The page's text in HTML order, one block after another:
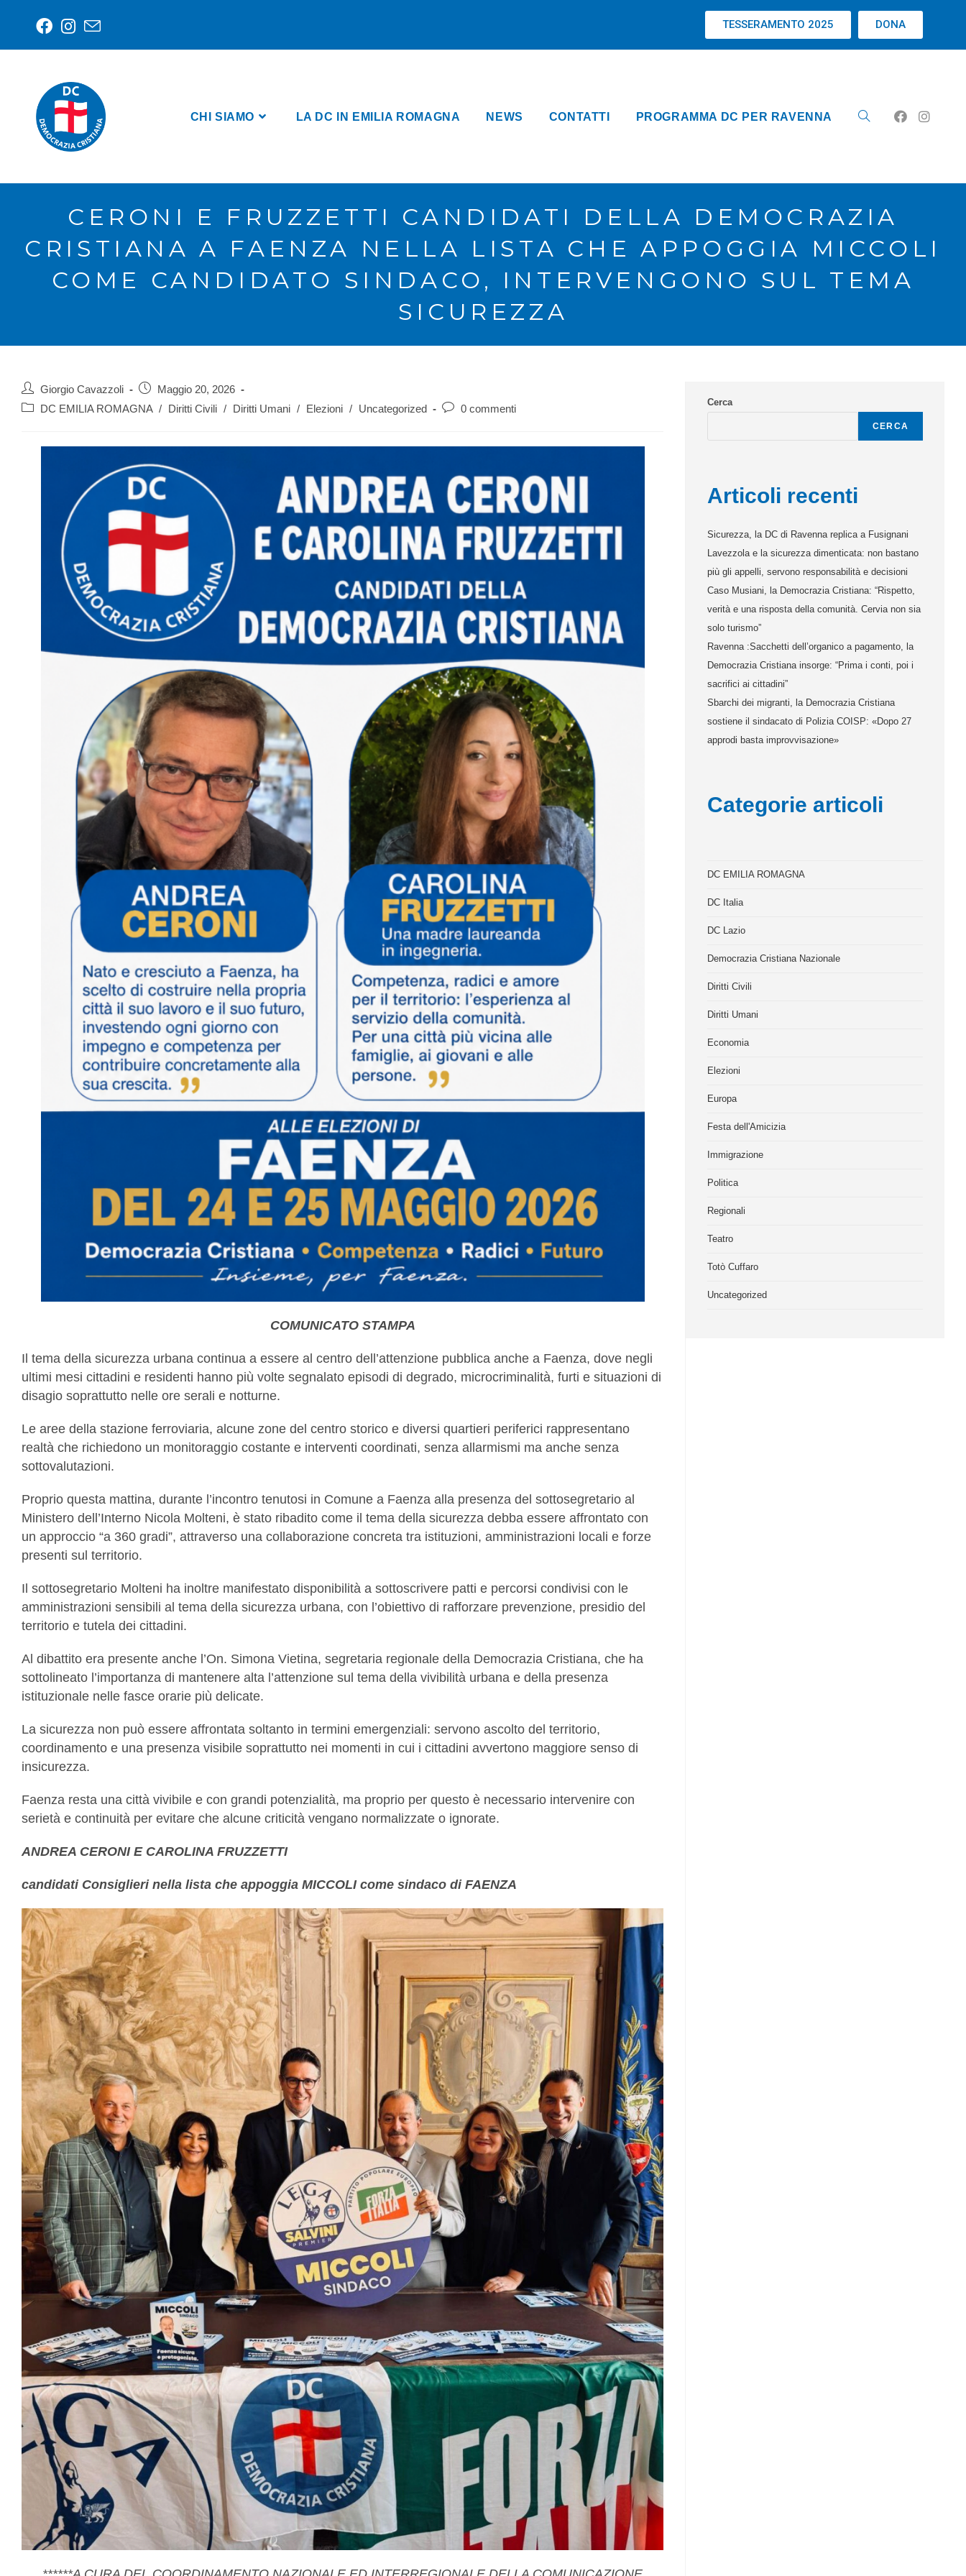
TESSERAMENTO 2025 DONA
CHI SIAMO LA DC IN EMILIA ROMAGNA NEWS CONTATTI PROGRAMMA DC PER RAVENNA
CERONI E FRUZZETTI CANDIDATI DELLA DEMOCRAZIA
CRISTIANA A FAENZA NELLA LISTA CHE APPOGGIA MICCOLI
COME CANDIDATO SINDACO, INTERVENGONO SUL TEMA
SICUREZZA
Giorgio Cavazzoli
Maggio 20, 2026
DC EMILIA ROMAGNA / Diritti Civili / Diritti Umani / Elezioni / Uncategorized 0 commenti
COMUNICATO STAMPA
Il tema della sicurezza urbana continua a essere al centro dell’attenzione pubblica anche a Faenza, dove negli
ultimi mesi cittadini e residenti hanno più volte segnalato episodi di degrado, microcriminalità, furti e situazioni di
disagio soprattutto nelle ore serali e notturne.
Le aree della stazione ferroviaria, alcune zone del centro storico e diversi quartieri periferici rappresentano
realtà che richiedono un monitoraggio costante e interventi coordinati, senza allarmismi ma anche senza
sottovalutazioni.
Proprio questa mattina, durante l’incontro tenutosi in Comune a Faenza alla presenza del sottosegretario al
Ministero dell’Interno Nicola Molteni, è stato ribadito come il tema della sicurezza debba essere affrontato con
un approccio “a 360 gradi”, attraverso una collaborazione concreta tra istituzioni, amministrazioni locali e forze
presenti sul territorio.
Il sottosegretario Molteni ha inoltre manifestato disponibilità a sottoscrivere patti e percorsi condivisi con le
amministrazioni sensibili al tema della sicurezza urbana, con l’obiettivo di rafforzare prevenzione, presidio del
territorio e tutela dei cittadini.
Al dibattito era presente anche l’On. Simona Vietina, segretaria regionale della Democrazia Cristiana, che ha
sottolineato l’importanza di mantenere alta l’attenzione sul tema della vivibilità urbana e della presenza
istituzionale nelle fasce orarie più delicate.
La sicurezza non può essere affrontata soltanto in termini emergenziali: servono ascolto del territorio,
coordinamento e una presenza visibile soprattutto nei momenti in cui i cittadini avvertono maggiore senso di
insicurezza.
Faenza resta una città vivibile e con grandi potenzialità, ma proprio per questo è necessario intervenire con
serietà e continuità per evitare che alcune criticità vengano normalizzate o ignorate.
ANDREA CERONI E CAROLINA FRUZZETTI
candidati Consiglieri nella lista che appoggia MICCOLI come sindaco di FAENZA
Cerca
CERCA
Articoli recenti
Sicurezza, la DC di Ravenna replica a Fusignani
Lavezzola e la sicurezza dimenticata: non bastano
più gli appelli, servono responsabilità e decisioni
Caso Musiani, la Democrazia Cristiana: “Rispetto,
verità e una risposta della comunità. Cervia non sia
solo turismo”
Ravenna :Sacchetti dell’organico a pagamento, la
Democrazia Cristiana insorge: “Prima i conti, poi i
sacrifici ai cittadini”
Sbarchi dei migranti, la Democrazia Cristiana
sostiene il sindacato di Polizia COISP: «Dopo 27
approdi basta improvvisazione»
Categorie articoli
DC EMILIA ROMAGNA
DC Italia
DC Lazio
Democrazia Cristiana Nazionale
Diritti Civili
Diritti Umani
Economia
Elezioni
Europa
Festa dell'Amicizia
Immigrazione
Politica
Regionali
Teatro
Totò Cuffaro
Uncategorized